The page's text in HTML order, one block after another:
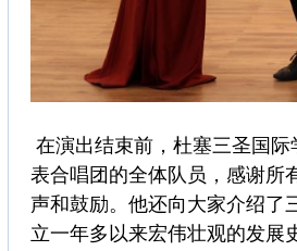
在演出结束前，杜塞三圣国
表合唱团的全体队员，感谢所
声和鼓励。他还向大家介绍了
立一年多以来宏伟壮观的发展